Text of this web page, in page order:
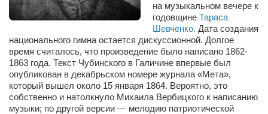
Тамара Кубракова
Вера Паненко
Семён Салатенко
Сергей Шепилов
Актёры
на музыкальном вечере к
годовщине Тараса
Шевченко. Дата создания
национального гимна остается дискуссионной. Долгое
время считалось, что произведение было написано 1862-
1863 года. Текст Чубинского в Галичине впервые был
опубликован в декабрьском номере журнала «Мета»,
который вышел около 15 января 1864. Вероятно, это
собственно и натолкнуло Михаила Вербицкого к написанию
музыки; по другой версии — мелодию патриотической